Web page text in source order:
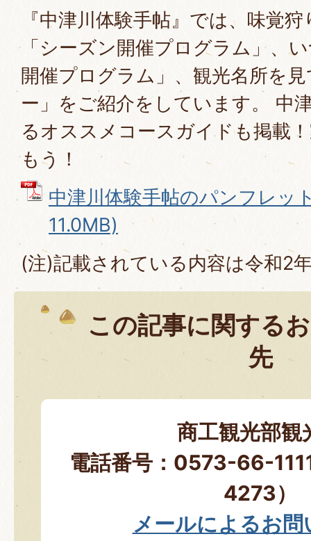
『中津川体験手帖』では、味覚
「シーズン開催プログラム」、
開催プログラム」、観光名所を
ー」をご紹介をしています。 中
るオススメコースガイドも掲載
もう！
中津川体験手帖のパンフレッ
11.0MB)
(注)記載されている内容は令和2
この記事に関する
先
商工観光部観
電話番号：0573-66-
4273）
メールによるお問